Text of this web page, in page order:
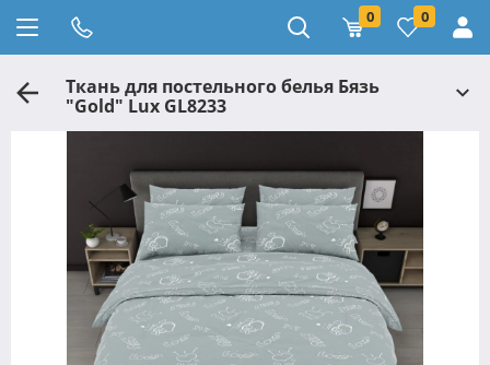
0 0
Ткань для постельного белья Бязь
"Gold" Lux GL8233